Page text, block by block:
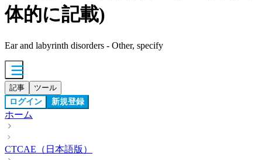
体的に記載)
Ear and labyrinth disorders - Other, specify
記事 ツール
ログイン 新規登録
ホーム
CTCAE（日本語版）